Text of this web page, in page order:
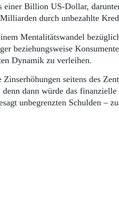
einer Billion US-Dollar,
durch unbezahlte
Mentalitätswandel
beziehungsweise
Dynamik zu verleihen.
seitens des
dann würde das
unbegrenzten Schulden –